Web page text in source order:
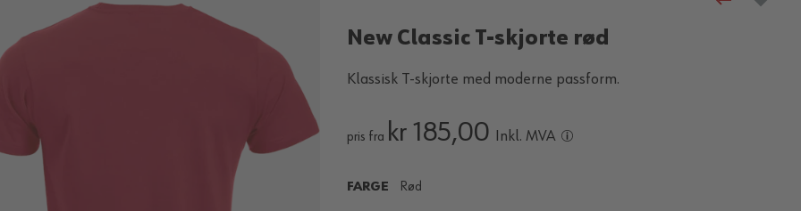
New Classic T-skjorte rød
Klassisk T-skjorte med moderne passform.
pris fra kr 185,00 Inkl. MVA
FARGE Rød